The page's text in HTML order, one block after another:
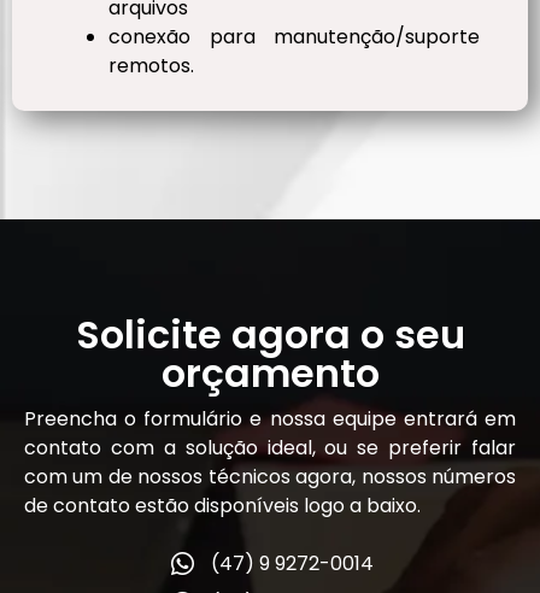
arquivos
conexão para manutenção/suporte
remotos.
Solicite agora o seu
orçamento
Preencha o formulário e nossa equipe entrará em
contato com a solução ideal, ou se preferir falar
com um de nossos técnicos agora, nossos números
de contato estão disponíveis logo a baixo.
(47) 9 9272-0014